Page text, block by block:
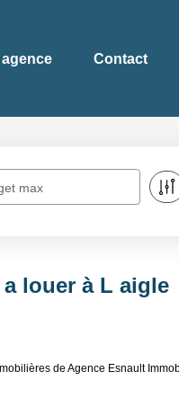
agence Contact
max
louer à L aigle
de Agence Esnault